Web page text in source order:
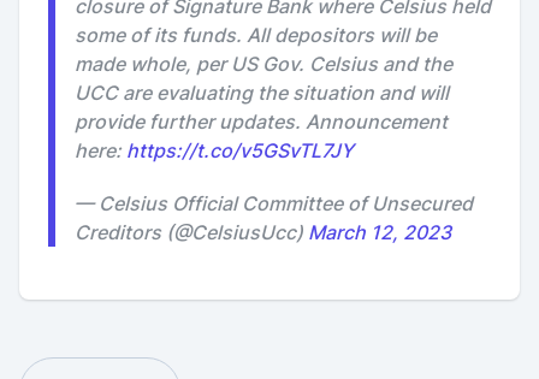
closure of Signature Bank where Celsius held
some of its funds. All depositors will be
made whole, per US Gov. Celsius and the
UCC are evaluating the situation and will
provide further updates. Announcement
here: https://t.co/v5GSvTL7JY
— Celsius Official Committee of Unsecured
Creditors (@CelsiusUcc) March 12, 2023